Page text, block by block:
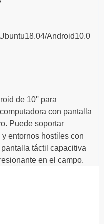
Android10.0
de 10'' para
con pantalla
Puede soportar
entornos hostiles con
táctil capacitiva
en el campo.